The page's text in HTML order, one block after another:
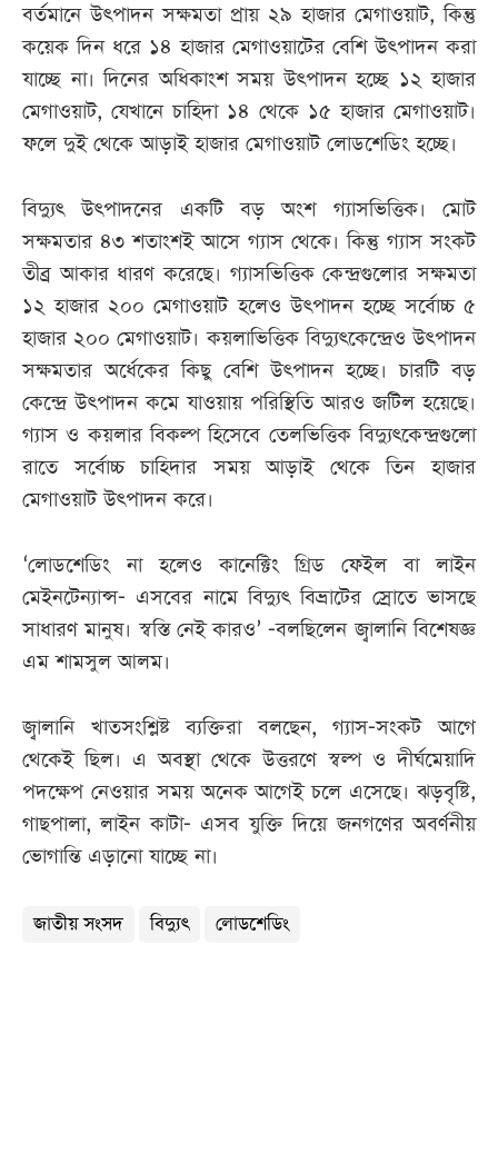
বর্তমানে উৎপাদন সক্ষমতা প্রায় ২৯ হাজার মেগাওয়াট, কিন্তু
কয়েক দিন ধরে ১৪ হাজার মেগাওয়াটের বেশি উৎপাদন করা
যাচ্ছে না। দিনের অধিকাংশ সময় উৎপাদন হচ্ছে ১২ হাজার
মেগাওয়াট, যেখানে চাহিদা ১৪ থেকে ১৫ হাজার মেগাওয়াট।
ফলে দুই থেকে আড়াই হাজার মেগাওয়াট লোডশেডিং হচ্ছে।
বিদ্যুৎ উৎপাদনের একটি বড় অংশ গ্যাসভিত্তিক। মোট
সক্ষমতার ৪৩ শতাংশই আসে গ্যাস থেকে। কিন্তু গ্যাস সংকট
তীব্র আকার ধারণ করেছে। গ্যাসভিত্তিক কেন্দ্রগুলোর সক্ষমতা
১২ হাজার ২০০ মেগাওয়াট হলেও উৎপাদন হচ্ছে সর্বোচ্চ ৫
হাজার ২০০ মেগাওয়াট। কয়লাভিত্তিক বিদ্যুৎকেন্দ্রেও উৎপাদন
সক্ষমতার অর্ধেকের কিছু বেশি উৎপাদন হচ্ছে। চারটি বড়
কেন্দ্রে উৎপাদন কমে যাওয়ায় পরিস্থিতি আরও জটিল হয়েছে।
গ্যাস ও কয়লার বিকল্প হিসেবে তেলভিত্তিক বিদ্যুৎকেন্দ্রগুলো
রাতে সর্বোচ্চ চাহিদার সময় আড়াই থেকে তিন হাজার
মেগাওয়াট উৎপাদন করে।
‘লোডশেডিং না হলেও কানেক্টিং গ্রিড ফেইল বা লাইন
মেইনটেন্যান্স- এসবের নামে বিদ্যুৎ বিভ্রাটের স্রোতে ভাসছে
সাধারণ মানুষ। স্বস্তি নেই কারও’ -বলছিলেন জ্বালানি বিশেষজ্ঞ
এম শামসুল আলম।
জ্বালানি খাতসংশ্লিষ্ট ব্যক্তিরা বলছেন, গ্যাস-সংকট আগে
থেকেই ছিল। এ অবস্থা থেকে উত্তরণে স্বল্প ও দীর্ঘমেয়াদি
পদক্ষেপ নেওয়ার সময় অনেক আগেই চলে এসেছে। ঝড়বৃষ্টি,
গাছপালা, লাইন কাটা- এসব যুক্তি দিয়ে জনগণের অবর্ণনীয়
ভোগান্তি এড়ানো যাচ্ছে না।
জাতীয় সংসদ বিদ্যুৎ লোডশেডিং